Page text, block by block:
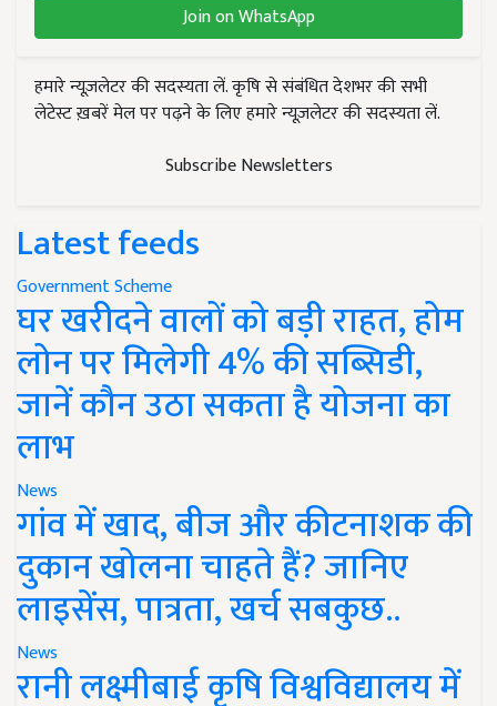
Join on WhatsApp
हमारे न्यूज़लेटर की सदस्यता लें. कृषि से संबंधित देशभर की सभी
लेटेस्ट ख़बरें मेल पर पढ़ने के लिए हमारे न्यूज़लेटर की सदस्यता लें.
Subscribe Newsletters
Latest feeds
Government Scheme
घर खरीदने वालों को बड़ी राहत, होम
लोन पर मिलेगी 4% की सब्सिडी,
जानें कौन उठा सकता है योजना का
लाभ
News
गांव में खाद, बीज और कीटनाशक की
दुकान खोलना चाहते हैं? जानिए
लाइसेंस, पात्रता, खर्च सबकुछ..
News
रानी लक्ष्मीबाई कृषि विश्वविद्यालय में